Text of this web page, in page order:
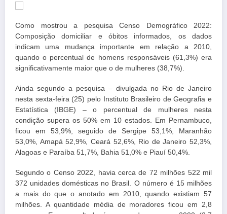
Como mostrou a pesquisa Censo Demográfico 2022:
Composição domiciliar e óbitos informados, os dados
indicam uma mudança importante em relação a 2010,
quando o percentual de homens responsáveis (61,3%) era
significativamente maior que o de mulheres (38,7%).
Ainda segundo a pesquisa – divulgada no Rio de Janeiro
nesta sexta-feira (25) pelo Instituto Brasileiro de Geografia e
Estatística (IBGE) – o percentual de mulheres nesta
condição supera os 50% em 10 estados. Em Pernambuco,
ficou em 53,9%, seguido de Sergipe 53,1%, Maranhão
53,0%, Amapá 52,9%, Ceará 52,6%, Rio de Janeiro 52,3%,
Alagoas e Paraíba 51,7%, Bahia 51,0% e Piauí 50,4%.
Segundo o Censo 2022, havia cerca de 72 milhões 522 mil
372 unidades domésticas no Brasil. O número é 15 milhões
a mais do que o anotado em 2010, quando existiam 57
milhões. A quantidade média de moradores ficou em 2,8